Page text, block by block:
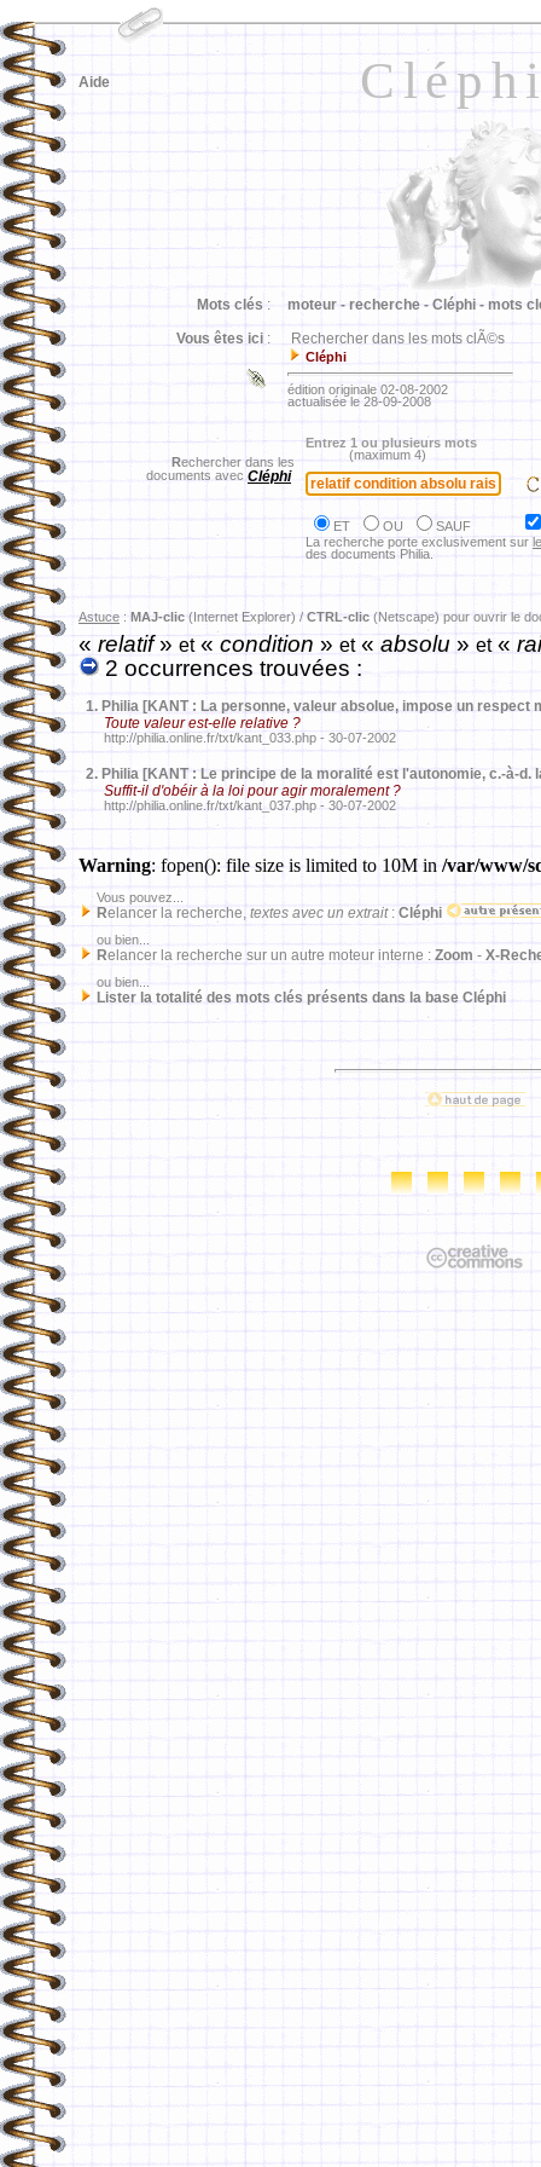
Aide
Mots clés : moteur - recherche - Cléphi - mots
Vous êtes ici : Rechercher dans les mots clÃ©s
Cléphi
édition originale 02-08-2002
actualisée le 28-09-2008
Rechercher dans les
documents avec Cléphi
Entrez 1 ou plusieurs mots
(maximum 4)
ET OU
SAUF
La recherche porte exclusivement sur
des documents Philia.
Astuce : MAJ-clic (Internet Explorer) / CTRL-clic (Netscape) pour ouvrir le
«relatif»et« condition » et« absolu » et«
2 occurrences trouvées :
1. Philia [KANT : La personne, valeur absolue, impose un respect
Toute valeur est-elle relative ?
http://philia.online.fr/txt/kant_033.php - 30-07-2002
2. Philia [KANT : Le principe de la moralité est l'autonomie, c.-à-d.
Suffit-il d'obéir à la loi pour agir moralement ?
http://philia.online.fr/txt/kant_037.php - 30-07-2002
Warning: fopen(): file size is limited to 10M in /var/www/
Vous pouvez...
Relancer la recherche, textes avec un extrait: Cléphi
ou bien...
Relancer la recherche sur un autre moteur interne : Zoom - X-
ou bien...
Lister la totalité des mots clés présents dans la base Cléphi